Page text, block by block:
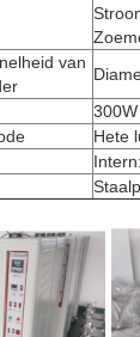
van
Hete